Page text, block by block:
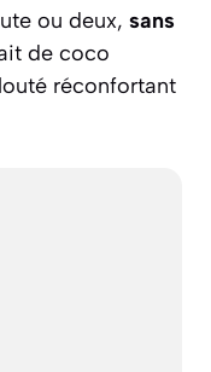
ou deux, sans
de coco
réconfortant